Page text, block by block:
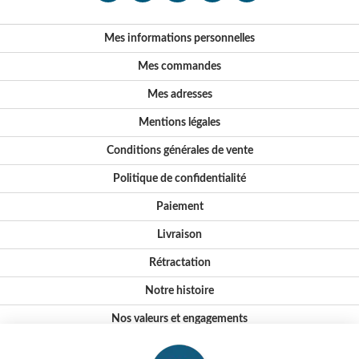
Mes informations personnelles
Mes commandes
Mes adresses
Mentions légales
Conditions générales de vente
Politique de confidentialité
Paiement
Livraison
Rétractation
Notre histoire
Nos valeurs et engagements
Conseils